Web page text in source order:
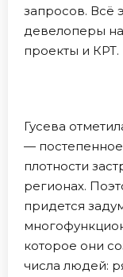
запросов. Всё
девелоперы
проекты и КРТ.
Гусева
—
плотности
регионах.
придется
которое они
числа людей: